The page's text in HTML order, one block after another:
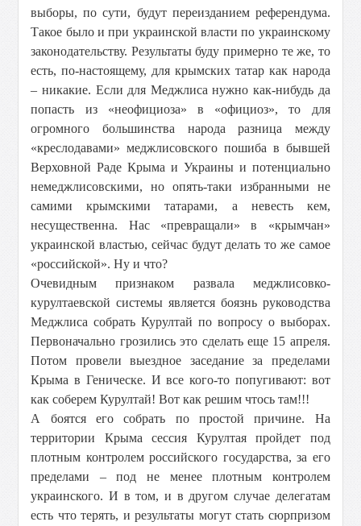
выборы, по сути, будут переизданием референдума.
Такое было и при украинской власти по украинскому
законодательству. Результаты буду примерно те же, то
есть, по-настоящему, для крымских татар как народа
– никакие. Если для Меджлиса нужно как-нибудь да
попасть из «неофициоза» в «официоз», то для
огромного большинства народа разница между
«креслодавами» меджлисовского пошиба в бывшей
Верховной Раде Крыма и Украины и потенциально
немеджлисовскими, но опять-таки избранными не
самими крымскими татарами, а невесть кем,
несущественна. Нас «превращали» в «крымчан»
украинской властью, сейчас будут делать то же самое
«российской». Ну и что?
Очевидным признаком развала меджлисовко-
курултаевской системы является боязнь руководства
Меджлиса собрать Курултай по вопросу о выборах.
Первоначально грозились это сделать еще 15 апреля.
Потом провели выездное заседание за пределами
Крыма в Геническе. И все кого-то попугивают: вот
как соберем Курултай! Вот как решим чтось там!!!
А боятся его собрать по простой причине. На
территории Крыма сессия Курултая пройдет под
плотным контролем российского государства, за его
пределами – под не менее плотным контролем
украинского. И в том, и в другом случае делегатам
есть что терять, и результаты могут стать сюрпризом